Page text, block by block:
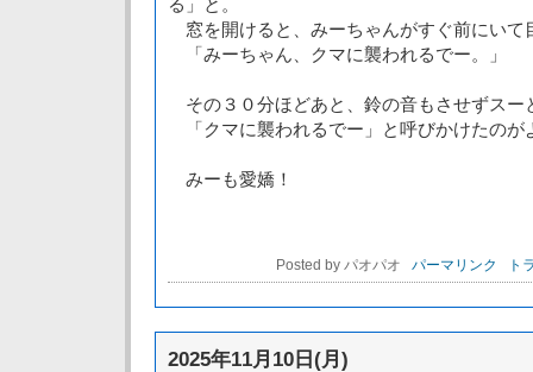
る」と。
窓を開けると、みーちゃんがすぐ前にいて
「みーちゃん、クマに襲われるでー。」
その３０分ほどあと、鈴の音もさせずスー
「クマに襲われるでー」と呼びかけたのが
みーも愛嬌！
Posted by パオパオ パーマリンク ト
2025年11月10日(月)